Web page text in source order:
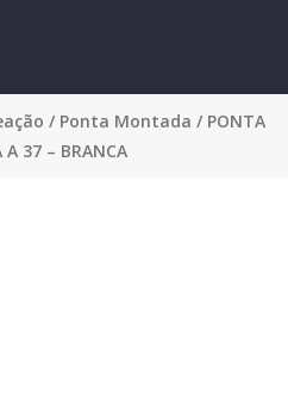
/ Ponta Montada / PONTA
37 – BRANCA